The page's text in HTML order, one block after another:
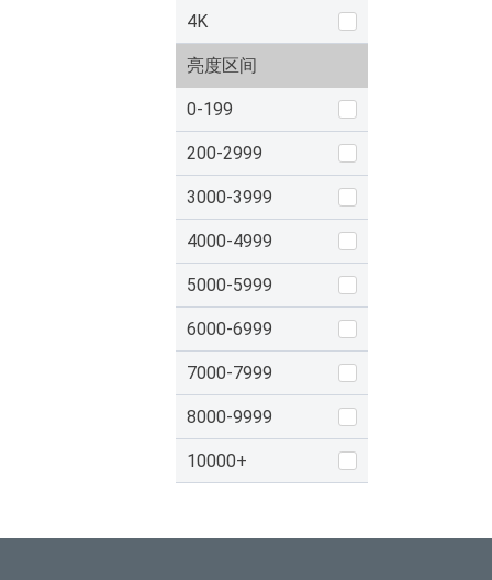
4K
亮度区间
0-199
200-2999
3000-3999
4000-4999
5000-5999
6000-6999
7000-7999
8000-9999
10000+